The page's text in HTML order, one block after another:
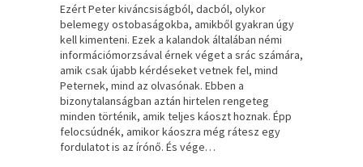
Ezért Peter kiváncsiságból, dacból, olykor
belemegy ostobaságokba, amikből gyakran úgy
kell kimenteni. Ezek a kalandok általában némi
információmorzsával érnek véget a srác számára,
amik csak újabb kérdéseket vetnek fel, mind
Peternek, mind az olvasónak. Ebben a
bizonytalanságban aztán hirtelen rengeteg
minden történik, amik teljes káoszt hoznak. Épp
felocsúdnék, amikor káoszra még rátesz egy
fordulatot is az írónő. És vége…